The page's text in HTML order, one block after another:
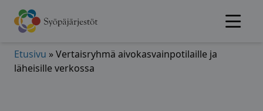
Hyppää
sisältöön
Etusivu »Vertaisryhmä aivokasvainpotilaille ja
läheisille verkossa